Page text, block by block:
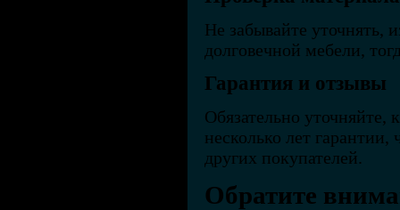
Не забывайте уточнять,
долговечной мебели,
Гарантия и отзывы
Обязательно уточняйте,
несколько лет
других покупателей.
Обратите